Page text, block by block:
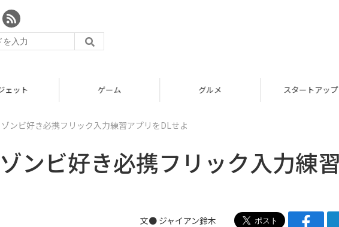
ンビ好き必携フリック入力練習アプリをDLせよ
ンビ好き必携フリック入力練
文● ジャイアン鈴木